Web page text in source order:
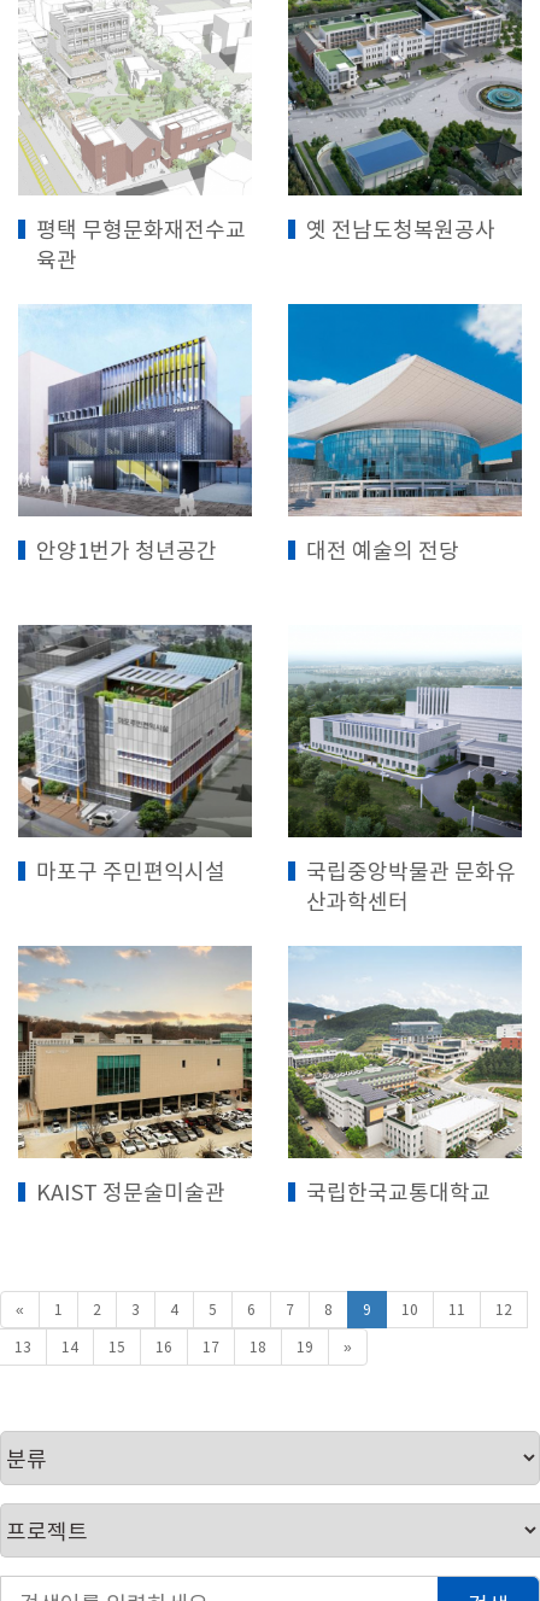
평택 무형문화재전수교
육관
옛 전남도청복원공사
안양1번가 청년공간 대전 예술의 전당
마포구 주민편익시설
국립중앙박물관 문화유
산과학센터
KAIST 정문술미술관 국립한국교통대학교
« 1 2 3 4 5 6 7 8 9 10 11
12
13
14 15 16 17 18 19 »